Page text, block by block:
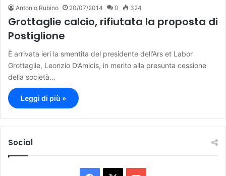
Antonio Rubino 20/07/2014 0 324
Grottaglie calcio, rifiutata la proposta di
Postiglione
È arrivata ieri la smentita del presidente dell’Ars et Labor
Grottaglie, Leonzio D’Amicis, in merito alla presunta cessione
della società…
Leggi di più »
Social